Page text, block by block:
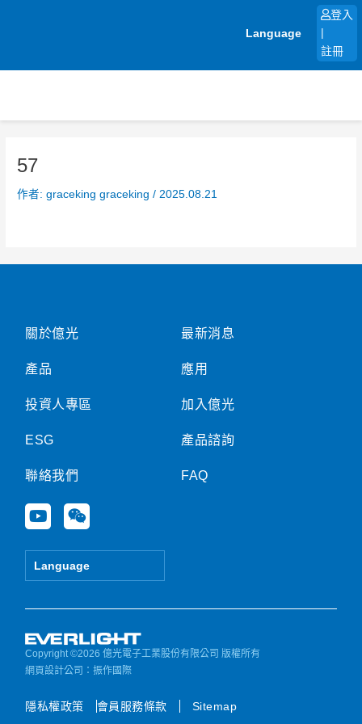
Language
登入
註冊
57
作者:graceking graceking/ 2025.08.21
關於億光
產品
投資人專區
ESG
聯絡我們
Y
o
u
e
W
e
i
Language
最新消息
應用
加入億光
產品諮詢
FAQ
Copyright ©2026 億光電子工業股份有限公司 版權所有
網頁設計公司 ：振作國際
隱私權政策 會員服務條款 Sitemap